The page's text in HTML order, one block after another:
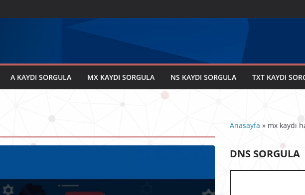
A KAYDI SORGULA MX KAYDI SORGULA NS KAYDI SORGULA TXT KAYDI
Anasayfa » mx kaydı
DNS SORGULA